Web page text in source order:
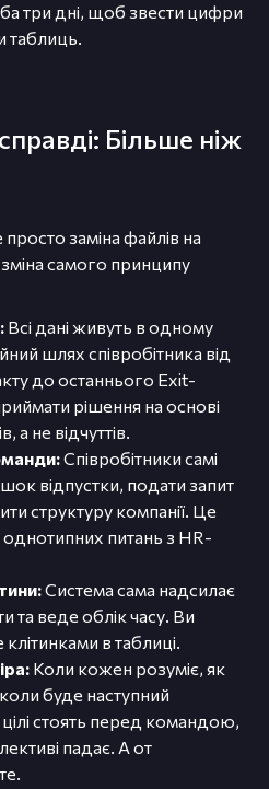
три дні, щоб звести цифри
таблиць.
Більше ніж
заміна файлів на
самого принципу
Всі дані живуть в одному
шлях співробітника від
до останнього Exit-
рішення на основі
а не відчуттів.
Співробітники самі
відпустки, подати запит
структуру компанії. Це
однотипних питань з HR-
Система сама надсилає
та веде облік часу. Ви
в таблиці.
Коли кожен розуміє, як
буде наступний
стоять перед командою,
падає. А от